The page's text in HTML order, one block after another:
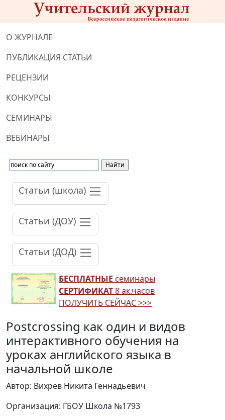
О ЖУРНАЛЕ
ПУБЛИКАЦИЯ СТАТЬИ
РЕЦЕНЗИИ
КОНКУРСЫ
СЕМИНАРЫ
ВЕБИНАРЫ
Статьи (школа)
Статьи (ДОУ)
Статьи (ДОД)
БЕСПЛАТНЫЕ семинары
СЕРТИФИКАТ8 ак.часов
ПОЛУЧИТЬ СЕЙЧАС >>>
Postcrossing как один и видов
интерактивного обучения на
уроках английского языка в
начальной школе
Автор: Вихрев Никита Геннадьевич
Организация: ГБОУ Школа №1793